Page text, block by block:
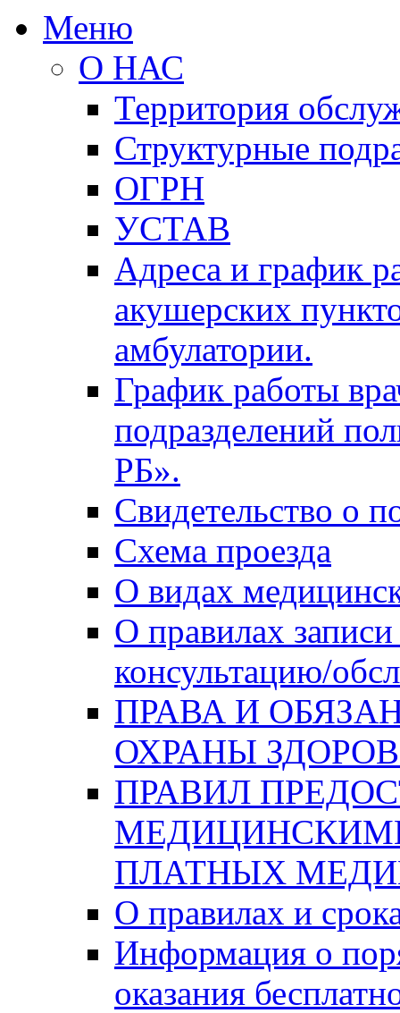
Меню
О НАС
Территория
Структурные
ОГРН
УСТАВ
Адреса и график
акушерских
амбулатории.
График работы
подразделений
РБ».
Свидетельство о
Схема проезда
О видах
О правилах
консультацию/
ПРАВА И
ОХРАНЫ
ПРАВИЛ
ПЛАТНЫХ
О правилах и
Информация о
оказания